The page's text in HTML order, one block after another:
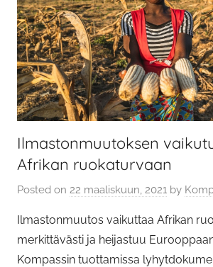
Ilmastonmuutoksen
Afrikan ruokaturvaan
Posted on 22 maaliskuun, 2021 by
Ilmastonmuutos vaikuttaa Afrikan
merkittävästi ja heijastuu
Kompassin tuottamissa